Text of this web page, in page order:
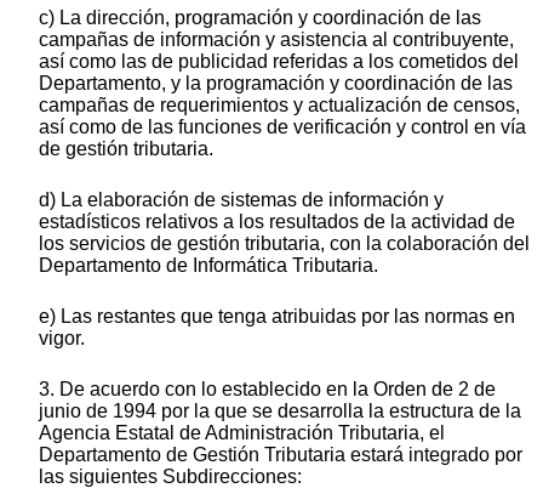
c) La dirección, programación y coordinación de las
campañas de información y asistencia al contribuyente,
así como las de publicidad referidas a los cometidos del
Departamento, y la programación y coordinación de las
campañas de requerimientos y actualización de censos,
así como de las funciones de verificación y control en vía
de gestión tributaria.
d) La elaboración de sistemas de información y
estadísticos relativos a los resultados de la actividad de
los servicios de gestión tributaria, con la colaboración del
Departamento de Informática Tributaria.
e) Las restantes que tenga atribuidas por las normas en
vigor.
3. De acuerdo con lo establecido en la Orden de 2 de
junio de 1994 por la que se desarrolla la estructura de la
Agencia Estatal de Administración Tributaria, el
Departamento de Gestión Tributaria estará integrado por
las siguientes Subdirecciones: